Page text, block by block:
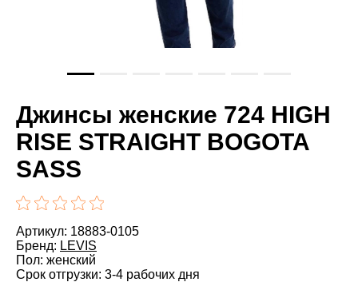
Джинсы женские 724 HIGH
RISE STRAIGHT BOGOTA
SASS
Артикул: 18883-0105
Бренд: LEVIS
Пол: женский
Срок отгрузки: 3-4 рабочих дня